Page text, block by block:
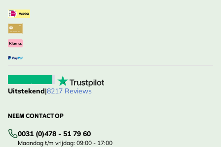
Uitstekend|8217 Reviews
NEEM CONTACT OP
0031 (0)478 - 51 79 60
Maandag t/m vrijdag: 09:00 - 17:00